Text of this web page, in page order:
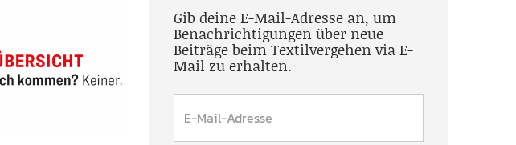
Gib deine E-Mail-Adresse an, um
Benachrichtigungen über neue
Beiträge beim Textilvergehen via E-
Mail zu erhalten.